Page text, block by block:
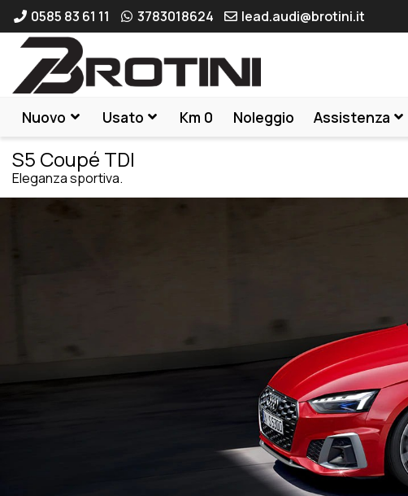
0585 83 61 11 3783018624 lead.audi@brotini.it
Nuovo Usato Km 0 Noleggio Assistenza
S5 Coupé TDI
Eleganza sportiva.